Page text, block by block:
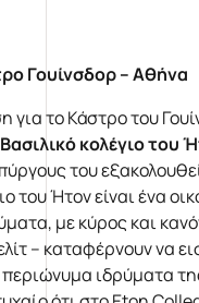
Γουίνσδορ – Αθήνα
το Κάστρο του
Βασιλικό κολέγιο του
του
του Ήτον είναι ένα
με κύρος και
– καταφέρνουν να
ιδρύματα